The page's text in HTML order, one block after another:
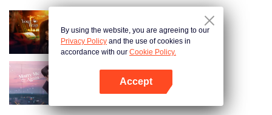
步步深陷
請再和我結婚吧
By using the website, you are agreeing to our
Privacy Policy and the use of cookies in
accordance with our Cookie Policy.
Accept